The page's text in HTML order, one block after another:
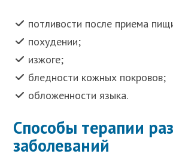
потливости после приема
похудении;
изжоге;
бледности кожных покровов;
обложенности языка.
Способы терапии
заболеваний